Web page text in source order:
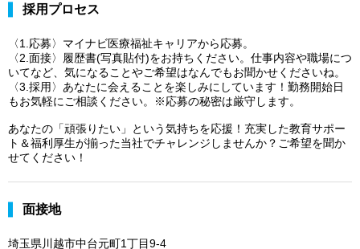
採用プロセス
〈1.応募〉マイナビ医療福祉キャリアから応募。
〈2.面接〉履歴書(写真貼付)をお持ちください。仕事内容や職場につ
いてなど、気になることやご希望はなんでもお聞かせくださいね。
〈3.採用〉あなたに会えることを楽しみにしています！勤務開始日
もお気軽にご相談ください。※応募の秘密は厳守します。
あなたの「頑張りたい」という気持ちを応援！充実した教育サポー
ト＆福利厚生が揃った当社でチャレンジしませんか？ご希望を聞か
せてください！
面接地
埼玉県川越市中台元町1丁目9-4